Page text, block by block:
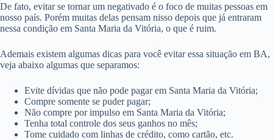
De fato, evitar se tornar um negativado é o foco de muitas pessoas em
nosso país. Porém muitas delas pensam nisso depois que já entraram
nessa condição em Santa Maria da Vitória, o que é ruim.
Ademais existem algumas dicas para você evitar essa situação em BA,
veja abaixo algumas que separamos:
Evite dívidas que não pode pagar em Santa Maria da Vitória;
Compre somente se puder pagar;
Não compre por impulso em Santa Maria da Vitória;
Tenha total controle dos seus ganhos no mês;
Tome cuidado com linhas de crédito, como cartão, etc.